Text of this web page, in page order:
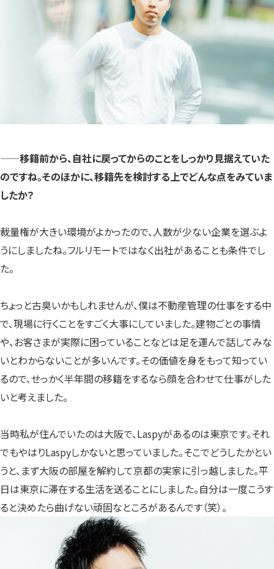
——移籍前から、自社に戻ってからのことをしっかり見据えていた
のですね。そのほかに、移籍先を検討する上でどんな点をみていま
したか？
裁量権が大きい環境がよかったので、人数が少ない企業を選ぶよ
うにしましたね。フルリモートではなく出社があることも条件でし
た。
ちょっと古臭いかもしれませんが、僕は不動産管理の仕事をする中
で、現場に行くことをすごく大事にしていました。建物ごとの事情
や、お客さまが実際に困っていることなどは足を運んで話してみな
いとわからないことが多いんです。その価値を身をもって知ってい
るので、せっかく半年間の移籍をするなら顔を合わせて仕事がした
いと考えました。
当時私が住んでいたのは大阪で、Laspyがあるのは東京です。それ
でもやはりLaspyしかないと思っていました。そこでどうしたかとい
うと、まず大阪の部屋を解約して京都の実家に引っ越しました。平
日は東京に滞在する生活を送ることにしました。自分は一度こうす
ると決めたら曲げない頑固なところがあるんです（笑）。